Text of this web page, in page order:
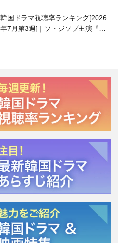
韓国ドラマ視聴率ランキング[2026
年7月第3週]｜ソ・ジソブ主演『エ